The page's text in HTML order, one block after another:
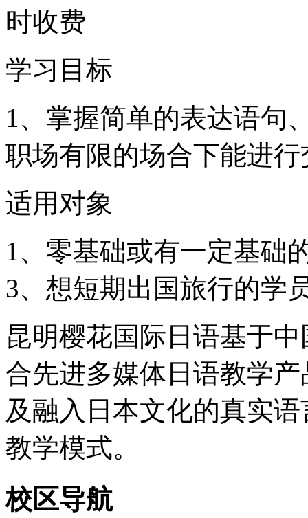
时收费
学习目标
1、掌握简单的表达语句
职场有限的场合下能进行
适用对象
1、零基础或有一定基础
3、想短期出国旅行的学
昆明樱花国际日语基于
合先进多媒体日语教学
及融入日本文化的真实
教学模式。
校区导航